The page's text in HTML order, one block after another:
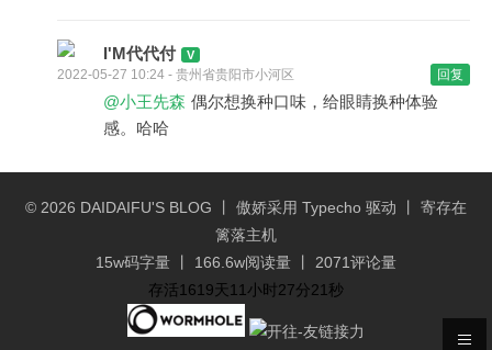
I'M代代付
2022-05-27 10:24 - 贵州省贵阳市小河区 回复
@小王先森 偶尔想换种口味，给眼睛换种体验
感。哈哈
© 2026 DAIDAIFU'S BLOG 丨 傲娇采用 Typecho 驱动 丨 寄存在
篱落主机
15w码字量 丨 166.6w阅读量 丨 2071评论量
存活1619天11小时27分21秒